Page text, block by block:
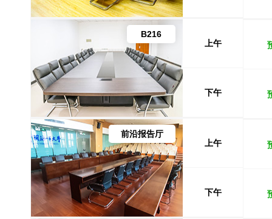
B216
上午
下午
前沿报告厅
上午
下午